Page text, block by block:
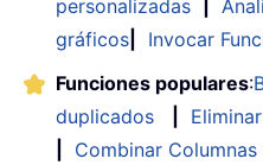
personalizadas
gráficos
Invocar
Funciones populares:
duplicados
Combinar